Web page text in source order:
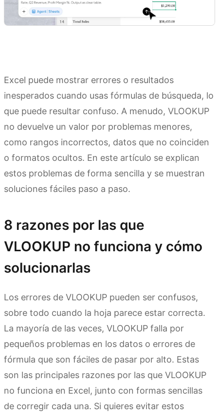
Excel puede mostrar errores o resultados
inesperados cuando usas fórmulas de búsqueda, lo
que puede resultar confuso. A menudo, VLOOKUP
no devuelve un valor por problemas menores,
como rangos incorrectos, datos que no coinciden
o formatos ocultos. En este artículo se explican
estos problemas de forma sencilla y se muestran
soluciones fáciles paso a paso.
8 razones por las que
VLOOKUP no funciona y cómo
solucionarlas
Los errores de VLOOKUP pueden ser confusos,
sobre todo cuando la hoja parece estar correcta.
La mayoría de las veces, VLOOKUP falla por
pequeños problemas en los datos o errores de
fórmula que son fáciles de pasar por alto. Estas
son las principales razones por las que VLOOKUP
no funciona en Excel, junto con formas sencillas
de corregir cada una. Si quieres evitar estos